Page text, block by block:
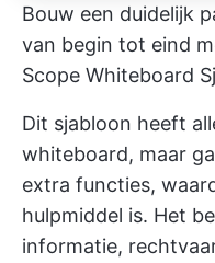
Bouw een duidelijk
van begin tot eind
Scope Whiteboard
Dit sjabloon heeft
whiteboard, maar
extra functies,
hulpmiddel is. Het
informatie,